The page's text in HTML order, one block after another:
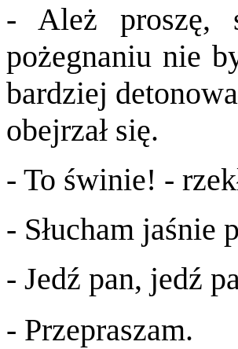
- Ależ proszę,
pożegnaniu nie
bardziej
obejrzał się.
- To świnie! -
- Słucham jaśnie
- Jedź pan, jedź
- Przepraszam.